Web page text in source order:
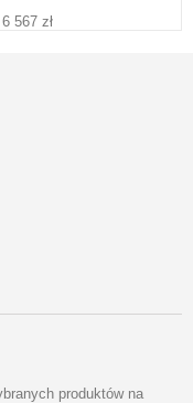
567 zł
produktów na